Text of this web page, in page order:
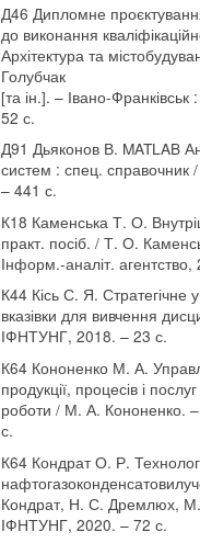
Д46 Дипломне
до виконання
Архітектура та
Голубчак
[та ін.]. – Івано-
52 с.
Д91 Дьяконов В. MATLAB
систем : спец.
– 441 с.
К18 Каменська Т. О.
практ. посіб. / Т. О.
Інформ.-аналіт.
К44 Кісь С. Я.
вказівки для вивчення
ІФНТУНГ, 2018. – 23 с.
К64 Кононенко М. А.
продукції, процесів і
роботи / М. А. Кононенко.
с.
К64 Кондрат О. Р.
Кондрат, Н. С. Дремлюх, М.
ІФНТУНГ, 2020. – 72 с.